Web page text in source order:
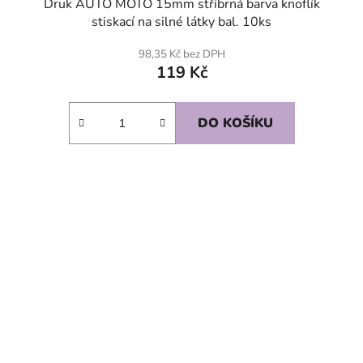
Druk AUTO MOTO 15mm stříbrná barva knoflík
stiskací na silné látky bal. 10ks
98,35 Kč bez DPH
119 Kč
DO KOŠÍKU